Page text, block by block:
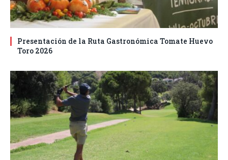
Presentación de la Ruta Gastronómica Tomate Huevo
Toro 2026